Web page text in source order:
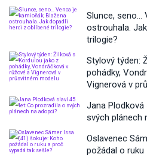
Slunce, seno…
ostrouhala.
trilogie?
Stylový týden:
pohádky,
Vignerová v
Jana Plodková
svých plánech
Oslavenec
požádal o